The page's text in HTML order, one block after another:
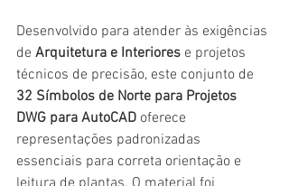
Desenvolvido para atender às exigências
de Arquitetura e Interiores e projetos
técnicos de precisão, este conjunto de
32 Símbolos de Norte para Projetos
DWG para AutoCAD oferece
representações padronizadas
essenciais para correta orientação e